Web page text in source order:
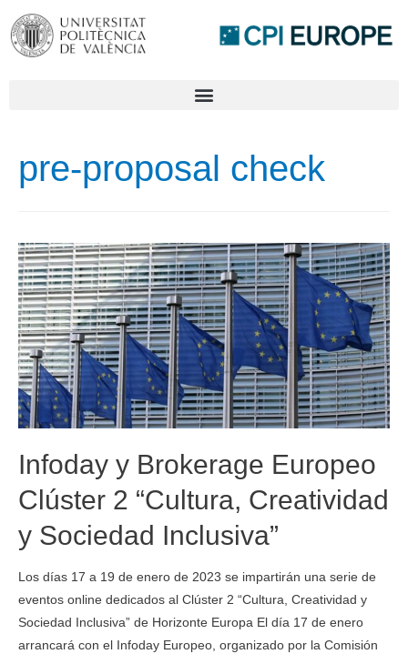
pre-proposal check
Infoday y Brokerage Europeo
Clúster 2 “Cultura, Creatividad
y Sociedad Inclusiva”
Los días 17 a 19 de enero de 2023 se impartirán una serie de
eventos online dedicados al Clúster 2 “Cultura, Creatividad y
Sociedad Inclusiva” de Horizonte Europa El día 17 de enero
arrancará con el Infoday Europeo, organizado por la Comisión